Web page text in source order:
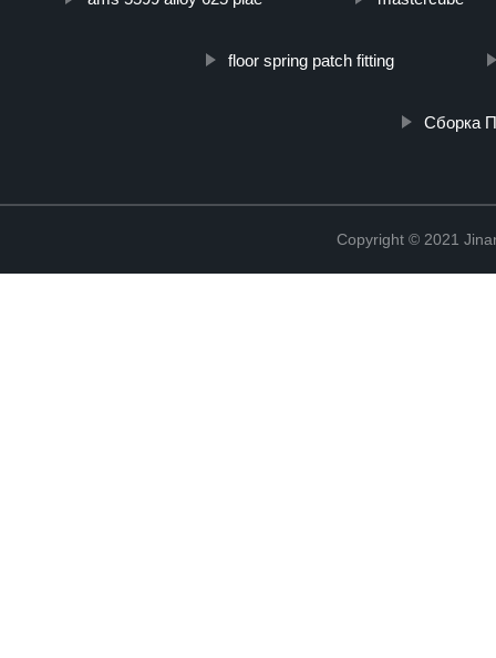
floor spring patch fitting
Сборка
Copyright © 2021